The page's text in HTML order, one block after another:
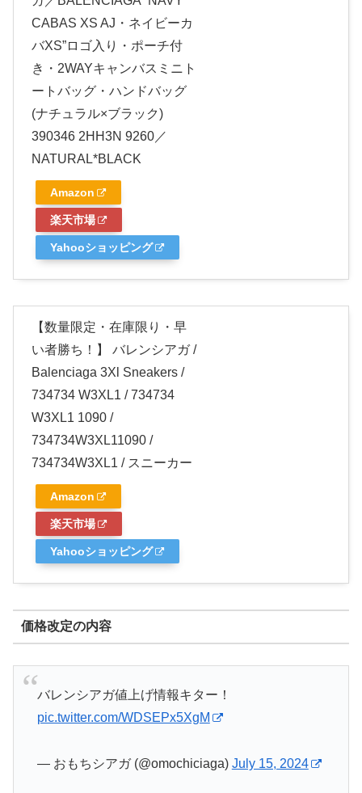
CABAS XS AJ・ネイビーカ
バXS”ロゴ入り・ポーチ付
き・2WAYキャンバスミニト
ートバッグ・ハンドバッグ
(ナチュラル×ブラック)
390346 2HH3N 9260／
NATURAL*BLACK
Amazon
楽天市場
Yahooショッピング
【数量限定・在庫限り・早
い者勝ち！】 バレンシアガ /
Balenciaga 3Xl Sneakers /
734734 W3XL1 / 734734
W3XL1 1090 /
734734W3XL11090 /
734734W3XL1 / スニーカー
Amazon
楽天市場
Yahooショッピング
価格改定の内容
バレンシアガ値上げ情報キター！
pic.twitter.com/WDSEPx5XgM
— おもちシアガ (@omochiciaga) July 15, 2024